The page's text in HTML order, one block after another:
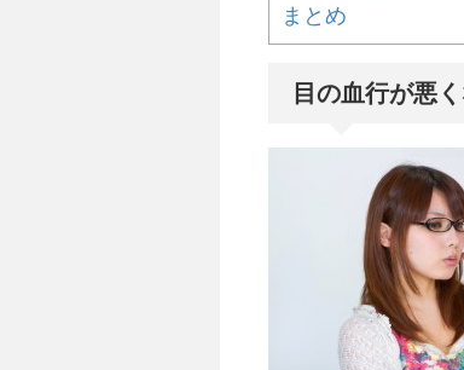
まとめ
目の血行が悪